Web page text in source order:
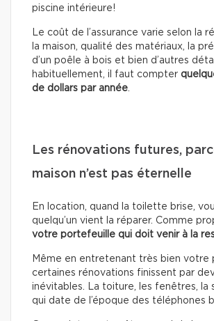
piscine intérieure!
Le coût de l’assurance varie selon la
la maison, qualité des matériaux, la
d’un poêle à bois et bien d’autres
habituellement, il faut compter
de dollars par année
Les rénovations futures,
maison n’est pas éternelle
En location, quand la toilette brise,
quelqu’un vient la réparer. Comme
votre portefeuille qui doit venir à la
Même en entretenant très bien votre
certaines rénovations finissent par
inévitables. La toiture, les fenêtres, la
qui date de l’époque des téléphones